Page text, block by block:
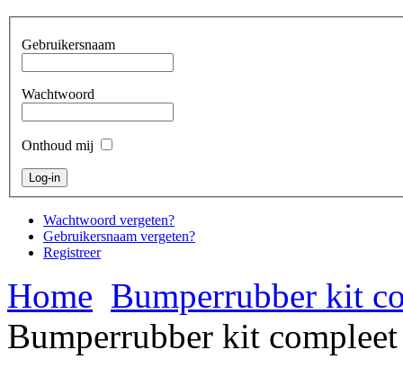
Gebruikersnaam
Wachtwoord
Onthoud mij
Wachtwoord vergeten?
Gebruikersnaam vergeten?
Registreer
Home Bumperrubber kit
Bumperrubber kit